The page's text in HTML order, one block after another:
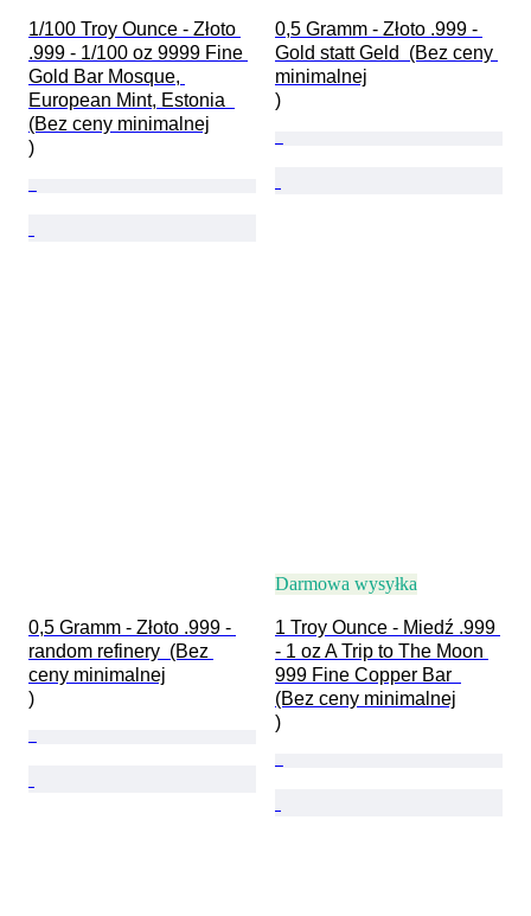
1/100 Troy Ounce - Złoto
.999 - 1/100 oz 9999 Fine
Gold Bar Mosque,
European Mint, Estonia
(Bez ceny minimalnej
)
0,5 Gramm - Złoto .999 -
Gold statt Geld  (Bez ceny
minimalnej
)
0,5 Gramm - Złoto .999 -
random refinery  (Bez
ceny minimalnej
)
Darmowa wysyłka
1 Troy Ounce - Miedź .999
- 1 oz A Trip to The Moon
999 Fine Copper Bar
(Bez ceny minimalnej
)